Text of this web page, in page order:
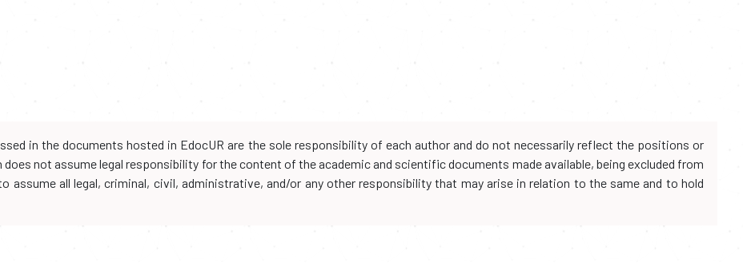
in the documents hosted in EdocUR are the sole responsibility of each author and do not necessarily reflect the positions or
not assume legal responsibility for the content of the academic and scientific documents made available, being excluded from
assume all legal, criminal, civil, administrative, and/or any other responsibility that may arise in relation to the same and to hold